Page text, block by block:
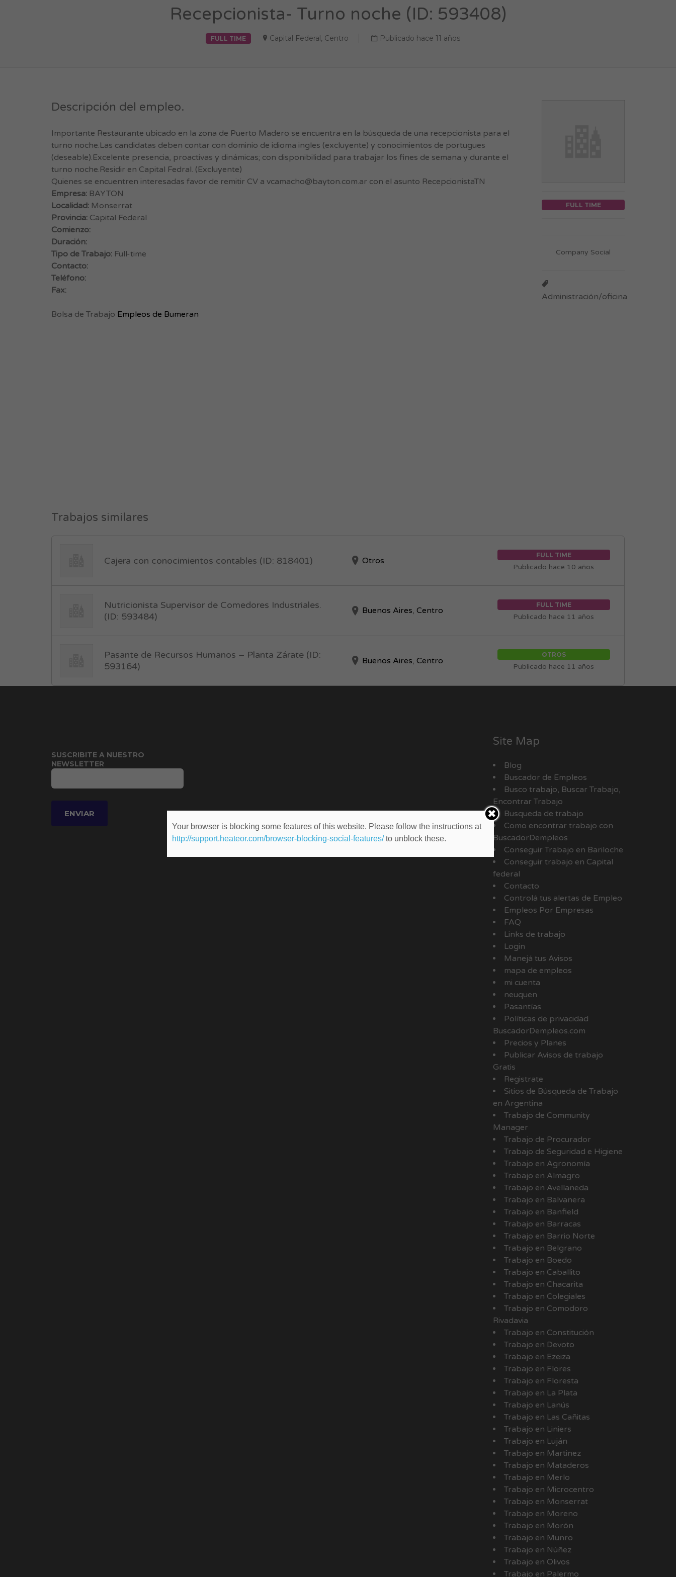
Recepcionista- Turno noche (ID: 593408)
FULL TIME Capital Federal, Centro Publicado hace 11 años
Descripción del empleo.
Importante Restaurante ubicado en la zona de Puerto Madero se encuentra en la búsqueda de una recepcionista para el
turno noche.Las candidatas deben contar con dominio de idioma ingles (excluyente) y conocimientos de portugues
(deseable).Excelente presencia, proactivas y dinámicas; con disponibilidad para trabajar los fines de semana y durante el
turno noche.Residir en Capital Fedral. (Excluyente)
Quienes se encuentren interesadas favor de remitir CV a vcamacho@bayton.com.ar con el asunto RecepcionistaTN
Empresa: BAYTON
Localidad: Monserrat
Provincia: Capital Federal
Comienzo:
Duración:
Tipo de Trabajo: Full-time
Contacto:
Teléfono:
Fax:
Bolsa de Trabajo Empleos de Bumeran
FULL TIME
Company Social
Administración/oficina
Trabajos similares
Cajera con conocimientos contables (ID: 818401) Otros
FULL TIME
Publicado hace 10 años
Nutricionista Supervisor de Comedores Industriales.
(ID: 593484)
Buenos Aires, Centro
FULL TIME
Publicado hace 11 años
Pasante de Recursos Humanos – Planta Zárate (ID:
593164)
Buenos Aires, Centro
OTROS
Publicado hace 11 años
SUSCRIBITE A NUESTRO
NEWSLETTER
Site Map
Blog
Buscador de Empleos
Busco trabajo, Buscar Trabajo,
Encontrar Trabajo
Busqueda de trabajo
Como encontrar trabajo con
BuscadorDempleos
Conseguir Trabajo en Bariloche
Conseguir trabajo en Capital
federal
Contacto
Controlá tus alertas de Empleo
Empleos Por Empresas
FAQ
Links de trabajo
Login
Manejá tus Avisos
mapa de empleos
mi cuenta
neuquen
Pasantías
Políticas de privacidad
BuscadorDempleos.com
Precios y Planes
Publicar Avisos de trabajo
Gratis
Registrate
Sitios de Búsqueda de Trabajo
en Argentina
Trabajo de Community
Manager
Trabajo de Procurador
Trabajo de Seguridad e Higiene
Trabajo en Agronomía
Trabajo en Almagro
Trabajo en Avellaneda
Trabajo en Balvanera
Trabajo en Banfield
Trabajo en Barracas
Trabajo en Barrio Norte
Trabajo en Belgrano
Trabajo en Boedo
Trabajo en Caballito
Trabajo en Chacarita
Trabajo en Colegiales
Trabajo en Comodoro
Rivadavia
Trabajo en Constitución
Trabajo en Devoto
Trabajo en Ezeiza
Trabajo en Flores
Trabajo en Floresta
Trabajo en La Plata
Trabajo en Lanús
Trabajo en Las Cañitas
Trabajo en Liniers
Trabajo en Luján
Trabajo en Martinez
Trabajo en Mataderos
Trabajo en Merlo
Trabajo en Microcentro
Trabajo en Monserrat
Trabajo en Moreno
Trabajo en Morón
Trabajo en Munro
Trabajo en Núñez
Trabajo en Olivos
Trabajo en Palermo
Your browser is blocking some features of this website. Please follow the instructions at
http://support.heateor.com/browser-blocking-social-features/to unblock these.